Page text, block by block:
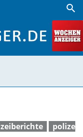
search
polizei